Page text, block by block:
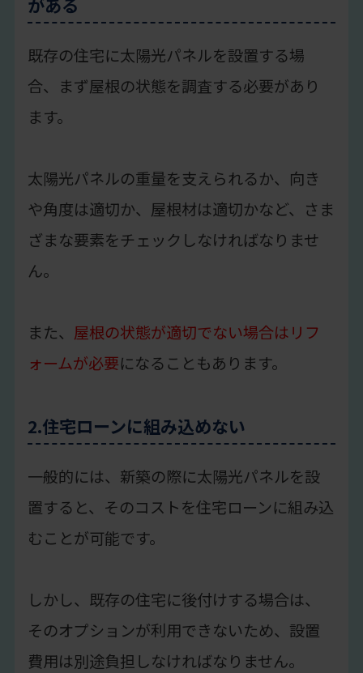
既存の住宅に太陽光パネルを設置する場
合、まず屋根の状態を調査する必要があり
ます。
太陽光パネルの重量を支えられるか、向き
や角度は適切か、屋根材は適切かなど、さま
ざまな要素をチェックしなければなりませ
ん。
また、 屋根の状態が適切でない場合はリフ
ォームが必要になることもあります。
2.住宅ローンに組み込めない
一般的には、新築の際に太陽光パネルを設
置すると、そのコストを住宅ローンに組み込
むことが可能です。
しかし、既存の住宅に後付けする場合は、
そのオプションが利用できないため、設置
費用は別途負担しなければなりません。